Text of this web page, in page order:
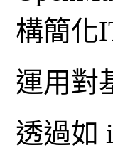
構簡化
運用對
透過如